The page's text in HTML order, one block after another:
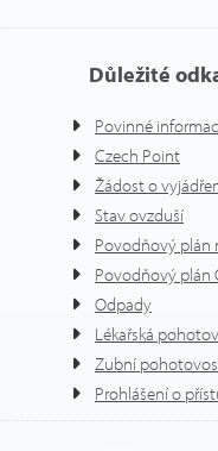
Důležité
Povinné
Czech Point
Žádost o
Stav ovzduší
Povodňový plán
Povodňový plán
Odpady
Lékařská
Zubní
Prohlášení o